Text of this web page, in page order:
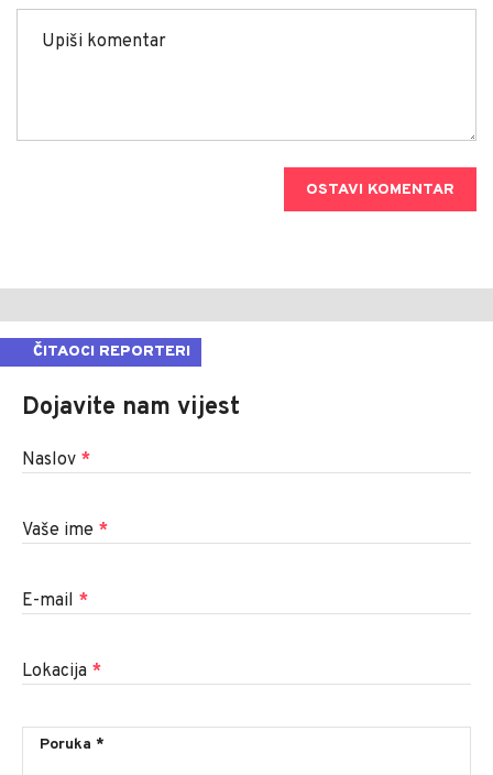
OSTAVI KOMENTAR
ČITAOCI REPORTERI
Dojavite nam vijest
Naslov *
Vaše ime *
E-mail *
Lokacija *